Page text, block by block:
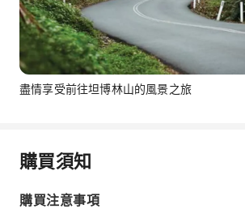
盡情享受前往坦博林山的風景之旅
購買須知
購買注意事項